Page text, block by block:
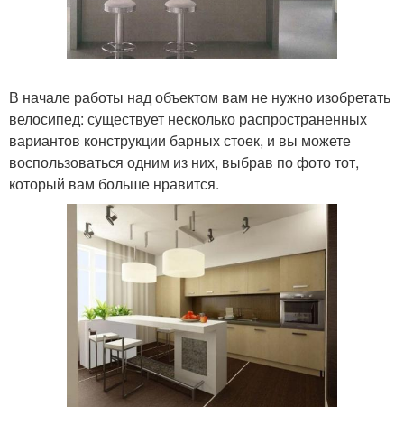
В начале работы над объектом вам не нужно изобретать
велосипед: существует несколько распространенных
вариантов конструкции барных стоек, и вы можете
воспользоваться одним из них, выбрав по фото тот,
который вам больше нравится.